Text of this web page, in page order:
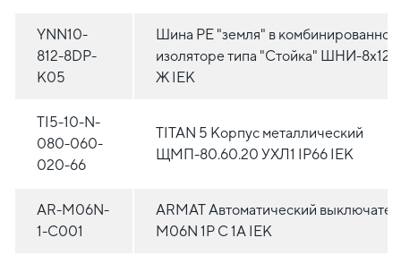
YNN10-
812-8DP-
K05
Шина PE "земля" в
изоляторе типа "Стойка" ШНИ-
Ж IEK
TI5-10-N-
080-060-
020-66
TITAN 5 Корпус металлический
ЩМП-80.60.20 УХЛ1 IP66 IEK
AR-M06N-
1-C001
ARMAT Автоматический
M06N 1P C 1А IEK